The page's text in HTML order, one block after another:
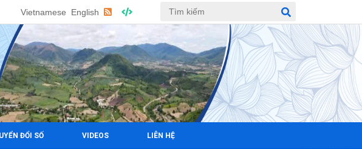
Vietnamese English
ĐỔI SỐ VIDEOS LIÊN HỆ